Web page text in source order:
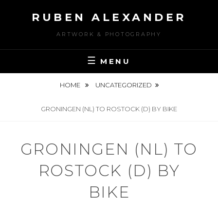
RUBEN ALEXANDER
ARTWORK & PHOTOGRAPHY
MENU
HOME UNCATEGORIZED
GRONINGEN (NL) TO ROSTOCK (D) BY BIKE
GRONINGEN (NL) TO
ROSTOCK (D) BY
BIKE